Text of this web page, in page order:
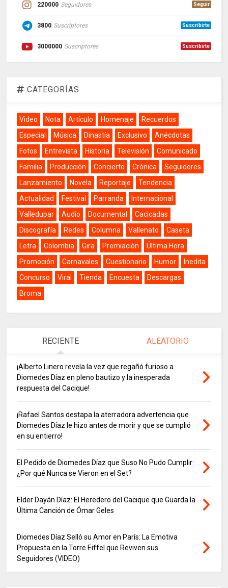
220000 Seguidores Seguir
3800 Suscriptores Suscribirte
3000000 Suscriptores Suscribirte
CATEGORÍAS
Video Nota Artículo Homenaje
Recuerdos
Especial
Música Dinastía Exclusivo
Anécdotas
Fotos
Entrevista Historia Televisión
Comunicado
Familia
Producción Concierto Crónica
Seguidores
Lanzamiento
Novela Reportaje
Tendencia
Actualidad
Festival Parranda
Internacional
Valledupar
Audio Documental
Cacicadas
Discografía
Redes Columna Vallenato
Caseta
Letra
Colombia Gira Premiación
Última Hora
Promoción
Carnavales Cuestionario Humor
Inedita
Concurso
Viral Tienda Encuesta
Descargas
Broma
RECIENTE ALEATORIO
¡Alberto Linero revela la vez que regañó furioso a
Diomedes Díaz en pleno bautizo y la inesperada
respuesta del Cacique!
¡Rafael Santos destapa la aterradora advertencia que
Diomedes Díaz le hizo antes de morir y que se cumplió
en su entierro!
El Pedido de Diomedes Díaz que Suso No Pudo Cumplir:
¿Por qué Nunca se Vieron en el Set?
Elder Dayán Díaz: El Heredero del Cacique que Guarda la
Última Canción de Ómar Geles
Diomedes Díaz Selló su Amor en París: La Emotiva
Propuesta en la Torre Eiffel que Reviven sus
Seguidores (VIDEO)